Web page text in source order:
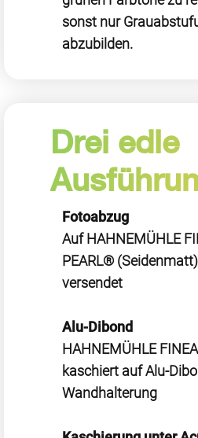
sonst nur
abzubilden.
Drei edle
Fotoabzug
Auf HAHNEMÜHLE
PEARL®
versendet
Alu-Dibond
HAHNEMÜHLE
kaschiert auf Alu-
Wandhalterung